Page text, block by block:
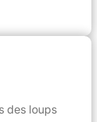
des loups